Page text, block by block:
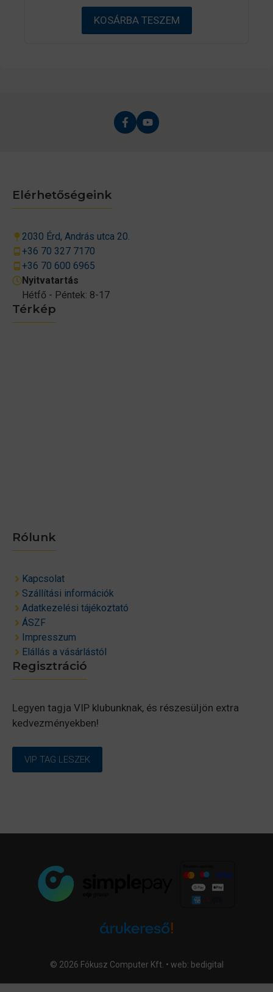
b
ő
l
KOSÁRBA TESZEM
Térkép
Rólunk
Kapcsolat
Szállítási információk
Adatkezelési tájékoztató
ÁSZF
Impresszum
Elállás a vásárlástól
Elérhetőségeink
2030 Érd, András utca 20.
+36 70 327 7170
+36 70 600 6965
Nyitvatartás
Hétfő - Péntek: 8-17
Regisztráció
Legyen tagja VIP klubunknak, és részesüljön extra
kedvezményekben!
VIP TAG LESZEK
© 2026 Fókusz Computer Kft. • web: bedigital